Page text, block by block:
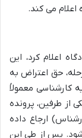
اعلام می کند.
اعلام کرد، این
حق اعتراض به
کارشناسی معمولاً
طرفین، پرونده
ارجاع داده
شود. پس از طی این